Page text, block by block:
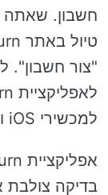
חשבון. שאתה
"צור חשבון".
למכשירי iOS ובנוסף למכשירי אנדרואיד.
בדיקה